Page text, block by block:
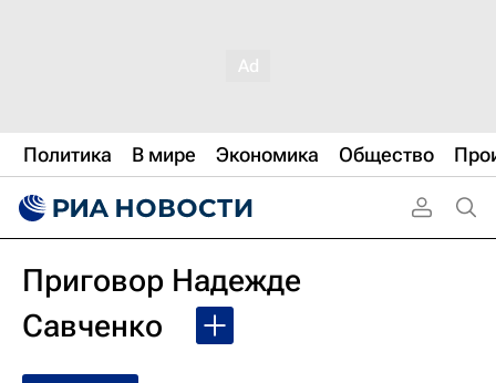
Политика В мире Экономика Общество
Приговор Надежде
Савченко